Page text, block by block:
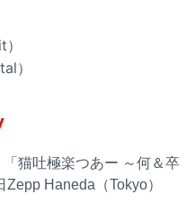
）
猫吐極楽つあー ～何＆卒
Haneda（Tokyo）